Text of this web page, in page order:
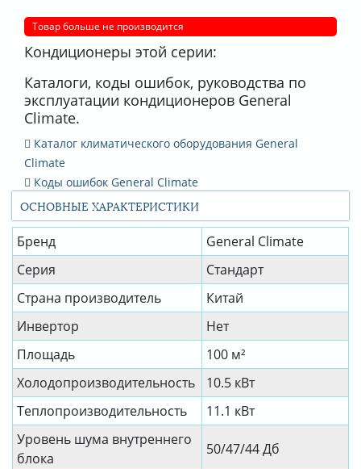
ОСНОВНЫЕ ХАРАКТЕРИСТИКИ
Бренд
General Climate
Серия
Стандарт
Страна производитель
Китай
Инвертор
Нет
Площадь
100 м²
Холодопроизводительность
10.5 кВт
Теплопроизводительность
11.1 кВт
Уровень шума внутреннего
блока
50/47/44 Дб
Товар больше не производится
Кондиционеры этой серии:
Каталоги, коды ошибок, руководства по
эксплуатации кондиционеров General
Climate.
Каталог климатического оборудования General
Climate
Коды ошибок General Climate